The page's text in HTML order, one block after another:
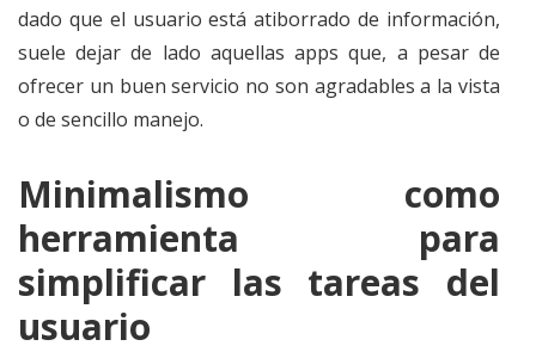
dado que el usuario está atiborrado de información,
suele dejar de lado aquellas apps que, a pesar de
ofrecer un buen servicio no son agradables a la vista
o de sencillo manejo.
Minimalismo como
herramienta para
simplificar las tareas del
usuario